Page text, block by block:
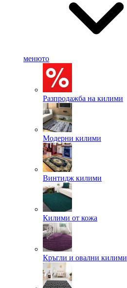
менюто
Разпродажба на килими
Модерни килими
Винтидж килими
Килими от кожа
Кръгли и овални килими